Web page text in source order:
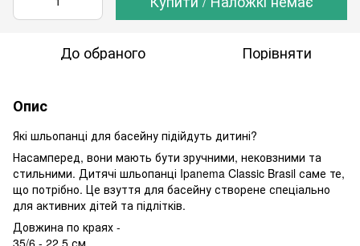
До обраного Порівняти
Опис
Які шльопанці для басейну підійдуть дитині?
Насамперед, вони мають бути зручними, нековзними та
стильними. Дитячі шльопанці Ipanema Classic Brasil саме те,
що потрібно. Це взуття для басейну створене спеціально
для активних дітей та підлітків.
Довжина по краях -
35/6 - 22.5 см